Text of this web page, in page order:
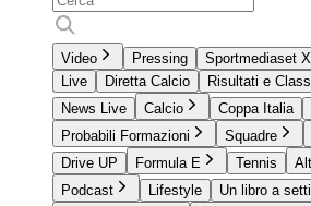
Video Pressing Sportmediaset
Live
Diretta Calcio
Risultati e
News Live
Calcio Coppa Italia
Probabili Formazioni
Squadre
Drive UP
Formula E Tennis
Podcast
Lifestyle
Un libro a